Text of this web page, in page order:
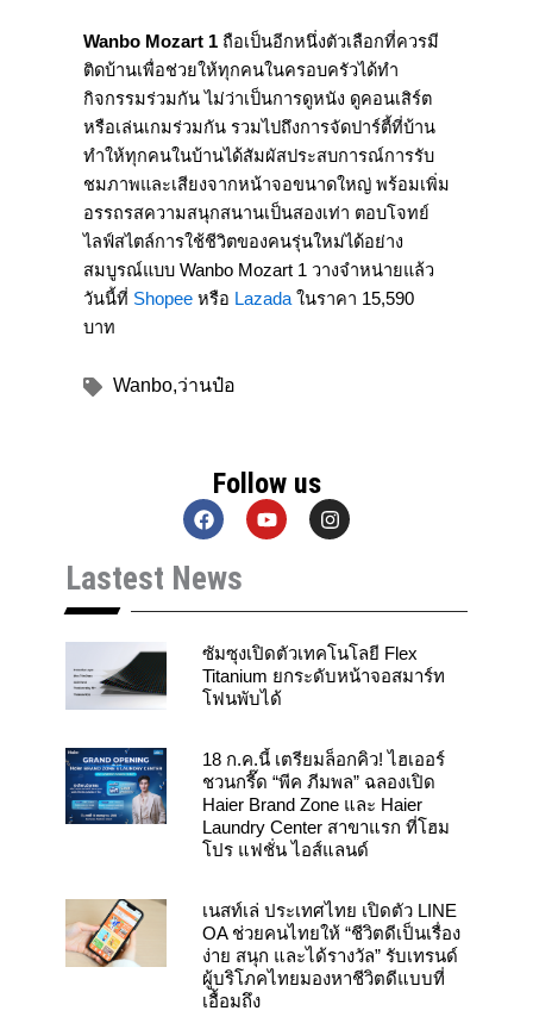
Wanbo Mozart 1 ถือเป็นอีกหนึ่งตัวเลือกที่ควรมี
ติดบ้านเพื่อช่วยให้ทุกคนในครอบครัวได้ทำ
กิจกรรมร่วมกัน ไม่ว่าเป็นการดูหนัง ดูคอนเสิร์ต
หรือเล่นเกมร่วมกัน รวมไปถึงการจัดปาร์ตี้ที่บ้าน
ทำให้ทุกคนในบ้านได้สัมผัสประสบการณ์การรับ
ชมภาพและเสียงจากหน้าจอขนาดใหญ่ พร้อมเพิ่ม
อรรถรสความสนุกสนานเป็นสองเท่า ตอบโจทย์
ไลฟ์สไตล์การใช้ชีวิตของคนรุ่นใหม่ได้อย่าง
สมบูรณ์แบบ Wanbo Mozart 1 วางจำหน่ายแล้ว
วันนี้ที่ Shopee หรือ Lazada ในราคา 15,590
บาท
Wanbo,ว่านป๋อ
Follow us
F
a
e
b
o
k
Y
o
b
I
n
g
a
m
Lastest News
ซัมซุงเปิดตัวเทคโนโลยี Flex
Titanium ยกระดับหน้าจอสมาร์ท
โฟนพับได้
18 ก.ค.นี้ เตรียมล็อกคิว! ไฮเออร์
ชวนกรี๊ด “พีค ภีมพล” ฉลองเปิด
Haier Brand Zone และ Haier
Laundry Center สาขาแรก ที่โฮม
โปร แฟชั่น ไอส์แลนด์
เนสท์เล่ ประเทศไทย เปิดตัว LINE
OA ช่วยคนไทยให้ “ชีวิตดีเป็นเรื่อง
ง่าย สนุก และได้รางวัล” รับเทรนด์
ผู้บริโภคไทยมองหาชีวิตดีแบบที่
เอื้อมถึง